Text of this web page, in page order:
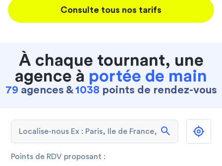
Consulte tous nos tarifs
À chaque tournant, une
agence à portée de main
79 agences &1038 points de rendez-vous
search
Points de RDV proposant :